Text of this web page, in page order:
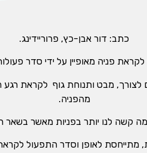
כתב: דור אבן-כץ, פרוריידינג.
פניה מאופיין על ידי סדר
מבט ותנוחת גוף לקראת רגע
מהפניה.
קשה לנו יותר בפניות מאשר בשאר
לאופן וסדר התפעול לקראת